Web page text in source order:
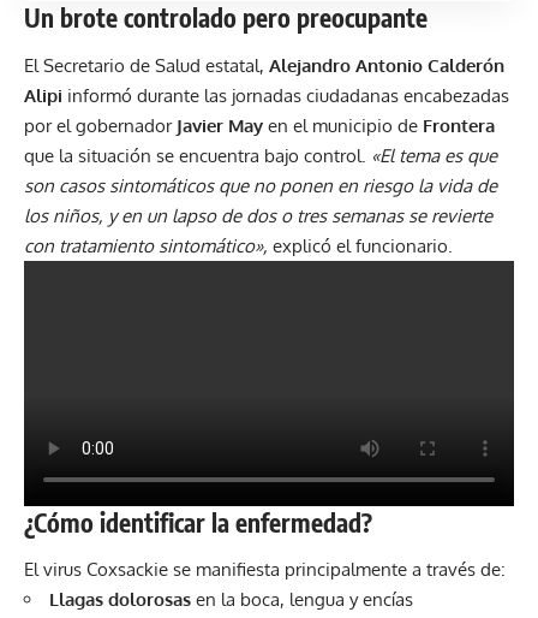
Un brote controlado pero preocupante
El Secretario de Salud estatal, Alejandro Antonio Calderón
Alipi informó durante las jornadas ciudadanas encabezadas
por el gobernadorJavier May en el municipio de Frontera
que la situación se encuentra bajo control. «El tema es que
son casos sintomáticos que no ponen en riesgo la vida de
los niños, y en un lapso de dos o tres semanas se revierte
con tratamiento sintomático», explicó el funcionario.
¿Cómo identificar la enfermedad?
El virus Coxsackie se manifiesta principalmente a través de:
Llagas dolorosas en la boca, lengua y encías